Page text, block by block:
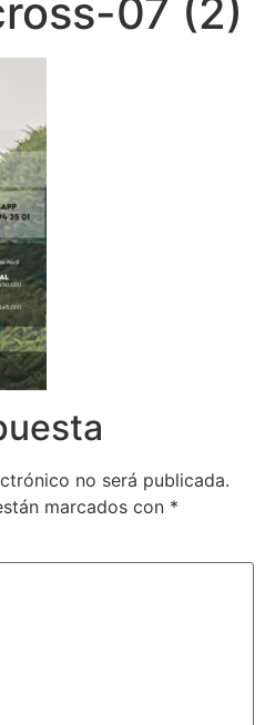
07 (2)
no será publicada.
marcados con *